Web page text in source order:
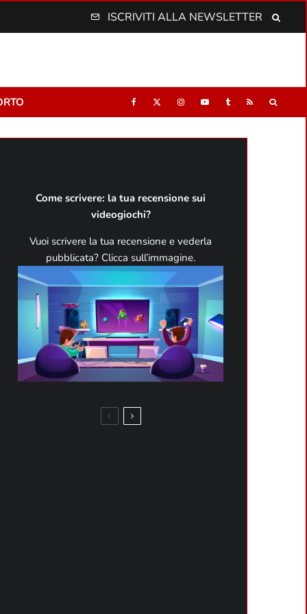
ISCRIVITI ALLA NEWSLETTER
Come scrivere: la tua recensione sui
videogiochi?
Vuoi scrivere la tua recensione e vederla
pubblicata? Clicca sull’immagine.